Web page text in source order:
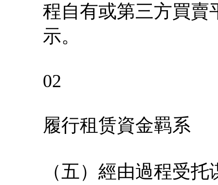
程自有或第三方買賣
示。
02
履行租赁資金羁系
（五）經由過程受